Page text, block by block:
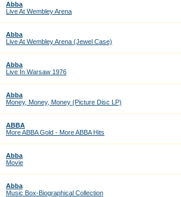
Abba
Live At Wembley Arena
Abba
Live At Wembley Arena (Jewel Case)
Abba
Live In Warsaw 1976
Abba
Money, Money, Money (Picture Disc LP)
ABBA
More ABBA Gold - More ABBA Hits
Abba
Movie
Abba
Music Box-Biographical Collection